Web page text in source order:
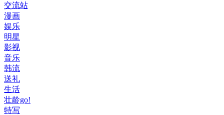
交流站
漫画
娱乐
明星
影视
音乐
韩流
送礼
生活
壮龄go!
特写